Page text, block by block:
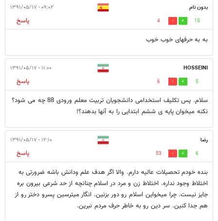
بدون نام ۰۹:۰۲ - ۱۳۹۱/۰۵/۱۷
15
4
پاسخ
به به حرفهای خوب خوب
HOSSEINI ۱۱:۰۰ - ۱۳۹۱/۰۵/۱۷
5
6
پاسخ
سلام. پس تکلیف استخدامی دانشجویان تربیت معلم ورودی 88 چه می شود؟
نکنه میخوان پایه ی ششم ابتدایی را به آنها بدهند؟!
رضا ۱۲:۱۰ - ۱۳۹۱/۰۵/۱۷
6
53
پاسخ
بنده خودم تحصیلات عالیه دارم. والا اگر هدف علم ودانش باشه ضرورتی به
اختلاط وجود نداره. اختلاط زن و مرد در اسلام چنانچه از حد شرعی بیرون بره
جایز نیست. چرا میخواین اسلام رو دور بزنین. انگار میترسین پسرو دختر رو از
هم جدا کنین. سر دین رو به خاطر حرف مردم نبرین.